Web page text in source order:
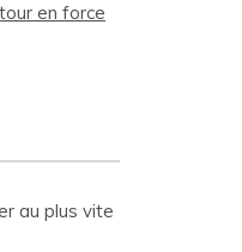
en force
au plus vite